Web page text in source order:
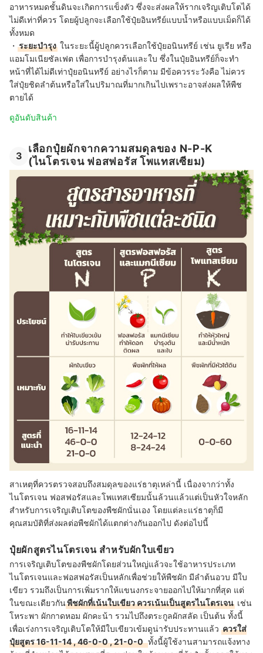
อาหารหมดชั้นดินจะเกิดการแข็งตัว ซึ่งจะส่งผลให้รากเจริญเติบโตได้
ไม่ดีเท่าที่ควร โดยผู้ปลูกจะเลือกใช้ปุ๋ยอินทรีย์แบบน้ำหรือแบบเม็ดก็ได้
ทั้งหมด
・ ระยะบำรุง ในระยะนี้ผู้ปลูกควรเลือกใช้ปุ๋ยอนินทรีย์ เช่น ยูเรีย หรือ
แอมโมเนียซัลเฟต เพื่อการบำรุงต้นและใบ ซึ่งในปุ๋ยอินทรีย์ก็จะทำ
หน้าที่ได้ไม่ดีเท่าปุ๋ยอนินทรีย์ อย่างไรก็ตาม มีข้อควรระวังคือ ไม่ควร
ใส่ปุ๋ยชิดลำต้นหรือใส่ในปริมาณที่มากเกินไปเพราะอาจส่งผลให้พืช
ตายได้
ดูอันดับสินค้า
3
เลือกปุ๋ยผักจากความสมดุลของ N-P-K
(ไนโตรเจน ฟอสฟอรัส โพแทสเซียม)
สาเหตุที่ควรตรวจสอบถึงสมดุลของแร่ธาตุเหล่านี้ เนื่องจากว่าทั้ง
ไนโตรเจน ฟอสฟอรัสและโพแทสเซียมนั้นล้วนแล้วแต่เป็นหัวใจหลัก
สำหรับการเจริญเติบโตของพืชผักนั่นเอง โดยแต่ละแร่ธาตุก็มี
คุณสมบัติที่ส่งผลต่อพืชผักได้แตกต่างกันออกไป ดังต่อไปนี้
ปุ๋ยผักสูตรไนโตรเจน สำหรับผักใบเขียว
การเจริญเติบโตของพืชผักโดยส่วนใหญ่แล้วจะใช้อาหารประเภท
ไนโตรเจนและฟอสฟอรัสเป็นหลักเพื่อช่วยให้พืชผัก มีลำต้นอวบ มีใบ
เขียว รวมถึงเป็นการเพิ่มรากให้แขนงกระจายออกไปให้มากที่สุด แต่
ในขณะเดียวกันพืชผักที่เน้นใบเขียว ควรเน้นเป็นสูตรไนโตรเจน เช่น
โหระพา ผักกาดหอม ผักคะน้า รวมไปถึงตระกูลผักสลัด เป็นต้น ทั้งนี้
เพื่อเร่งการเจริญเติบโตให้มีใบเขียวเข้มดูน่ารับประทานแล้ว ควรใส่
ปุ๋ยสูตร 16-11-14 , 46-0-0 , 21-0-0ทั้งนี้ผู้ใช้งานสามารถแจ้งทาง